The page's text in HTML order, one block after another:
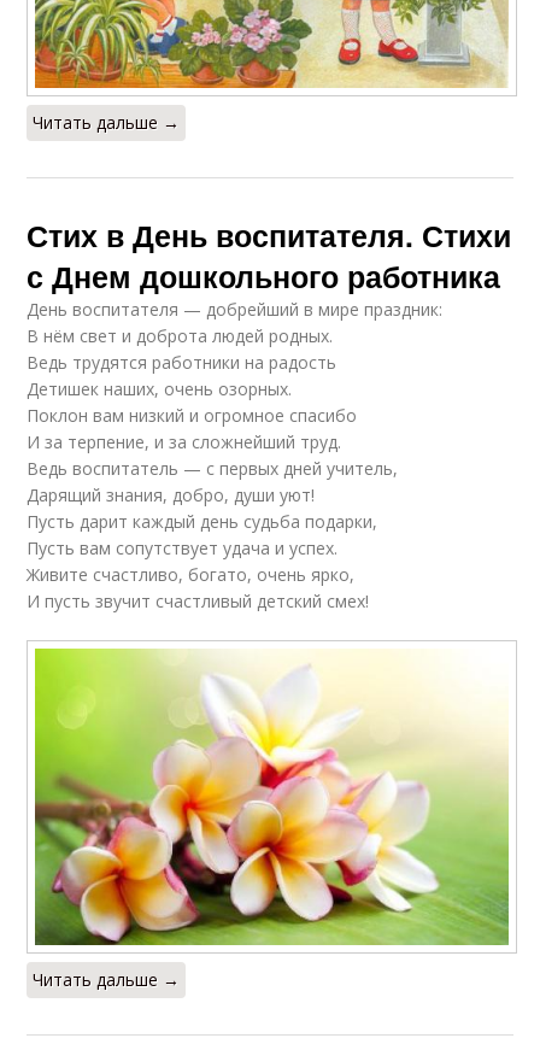
Читать дальше →
Стих в День воспитателя. Стихи
с Днем дошкольного работника
День воспитателя — добрейший в мире праздник:
В нём свет и доброта людей родных.
Ведь трудятся работники на радость
Детишек наших, очень озорных.
Поклон вам низкий и огромное спасибо
И за терпение, и за сложнейший труд.
Ведь воспитатель — с первых дней учитель,
Дарящий знания, добро, души уют!
Пусть дарит каждый день судьба подарки,
Пусть вам сопутствует удача и успех.
Живите счастливо, богато, очень ярко,
И пусть звучит счастливый детский смех!
Читать дальше →